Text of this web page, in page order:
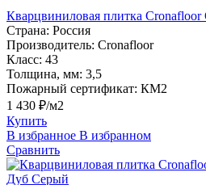
Кварцвиниловая плитка Cronafloor
Страна: Россия
Производитель: Cronafloor
Класс: 43
Толщина, мм: 3,5
Пожарный сертификат: КМ2
1 430 ₽/м2
Купить
В избранное В избранном
Сравнить